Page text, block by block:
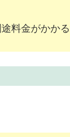
料金がかかる